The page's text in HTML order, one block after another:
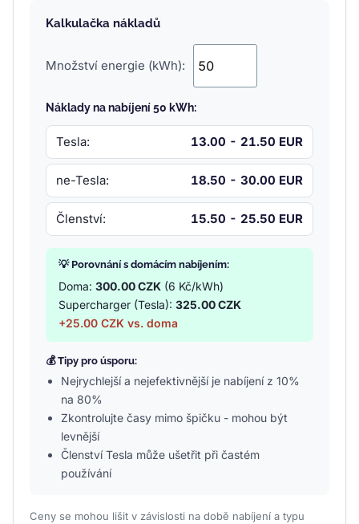
Kalkulačka nákladů
Množství energie (kWh):
Náklady na nabíjení 50 kWh:
Tesla: 13.00 - 21.50 EUR
ne-Tesla: 18.50 - 30.00 EUR
Členství: 15.50 - 25.50 EUR
💡 Porovnání s domácím nabíjením:
Doma: 300.00 CZK (6 Kč/kWh)
Supercharger (Tesla): 325.00 CZK
+25.00 CZK vs. doma
💰 Tipy pro úsporu:
Nejrychlejší a nejefektivnější je nabíjení z 10%
na 80%
Zkontrolujte časy mimo špičku - mohou být
levnější
Členství Tesla může ušetřit při častém
používání
Ceny se mohou lišit v závislosti na době nabíjení a typu